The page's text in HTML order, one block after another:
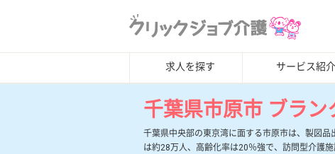
求人を探す サービス紹介
千葉県市原市 ブラン
千葉県中央部の東京湾に面する市原市は、製図
は約28万人、高齢化率は20％強で、訪問型介護